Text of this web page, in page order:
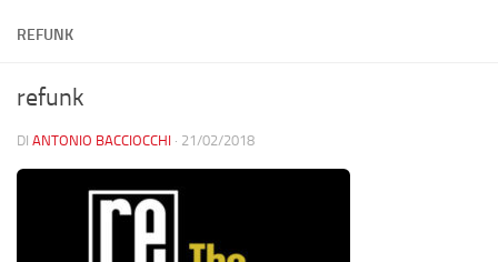
REFUNK
refunk
DI ANTONIO BACCIOCCHI · 21/02/2018